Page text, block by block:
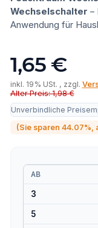
Wechselschalter –
Anwendung für
1,65 €
inkl. 19% USt. , zzgl.
Alter Preis: 1,98 €
Unverbindliche
(Sie sparen 44.07%
AB
3
5